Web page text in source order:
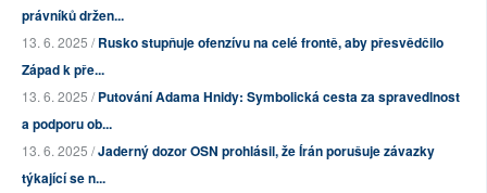
právníků držen...
13. 6. 2025 /Rusko stupňuje ofenzívu na celé frontě, aby přesvědčilo
Západ k pře...
13. 6. 2025 /Putování Adama Hnidy: Symbolická cesta za spravedlnost
a podporu ob...
13. 6. 2025 /Jaderný dozor OSN prohlásil, že Írán porušuje závazky
týkající se n...